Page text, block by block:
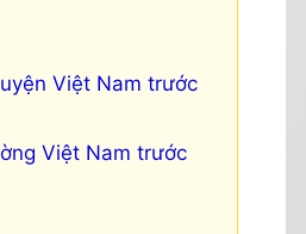
Việt Nam trước
Việt Nam trước